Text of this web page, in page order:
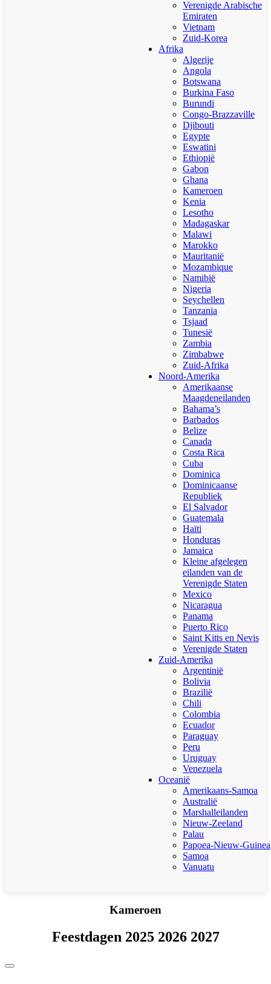
Verenigde Arabische
Emiraten
Vietnam
Zuid-Korea
Afrika
Algerije
Angola
Botswana
Burkina Faso
Burundi
Congo-Brazzaville
Djibouti
Egypte
Eswatini
Ethiopië
Gabon
Ghana
Kameroen
Kenia
Lesotho
Madagaskar
Malawi
Marokko
Mauritanië
Mozambique
Namibië
Nigeria
Seychellen
Tanzania
Tsjaad
Tunesië
Zambia
Zimbabwe
Zuid-Afrika
Noord-Amerika
Amerikaanse
Maagdeneilanden
Bahama’s
Barbados
Belize
Canada
Costa Rica
Cuba
Dominica
Dominicaanse
Republiek
El Salvador
Guatemala
Haïti
Honduras
Jamaica
Kleine afgelegen
eilanden van de
Verenigde Staten
Mexico
Nicaragua
Panama
Puerto Rico
Saint Kitts en Nevis
Verenigde Staten
Zuid-Amerika
Argentinië
Bolivia
Brazilië
Chili
Colombia
Ecuador
Paraguay
Peru
Uruguay
Venezuela
Oceanië
Amerikaans-Samoa
Australië
Marshalleilanden
Nieuw-Zeeland
Palau
Papoea-Nieuw-Guinea
Samoa
Vanuatu
Kameroen
Feestdagen 2025 2026 2027